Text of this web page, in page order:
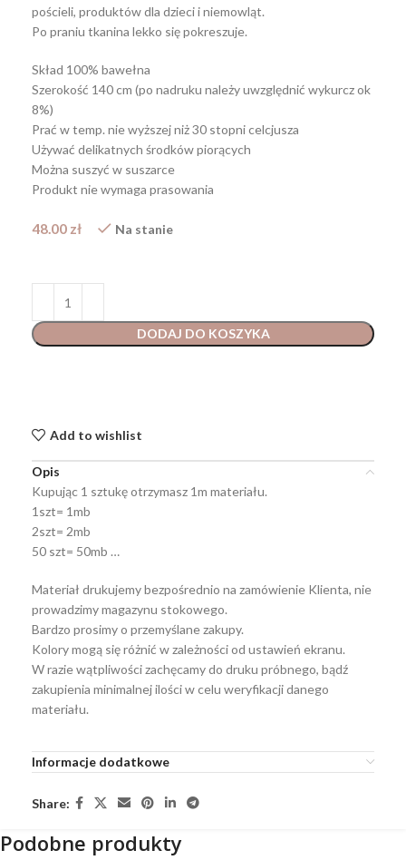
pościeli, produktów dla dzieci i niemowląt.
Po praniu tkanina lekko się pokreszuje.
Skład 100% bawełna
Szerokość 140 cm (po nadruku należy uwzględnić wykurcz ok
8%)
Prać w temp. nie wyższej niż 30 stopni celcjusza
Używać delikatnych środków piorących
Można suszyć w suszarce
Produkt nie wymaga prasowania
48.00 zł Na stanie
DODAJ DO KOSZYKA
Add to wishlist
Opis
Kupując 1 sztukę otrzymasz 1m materiału.
1szt= 1mb
2szt= 2mb
50 szt= 50mb …
Materiał drukujemy bezpośrednio na zamówienie Klienta, nie
prowadzimy magazynu stokowego.
Bardzo prosimy o przemyślane zakupy.
Kolory mogą się różnić w zależności od ustawień ekranu.
W razie wątpliwości zachęcamy do druku próbnego, bądź
zakupienia minimalnej ilości w celu weryfikacji danego
materiału.
Informacje dodatkowe
Share:
Podobne produkty